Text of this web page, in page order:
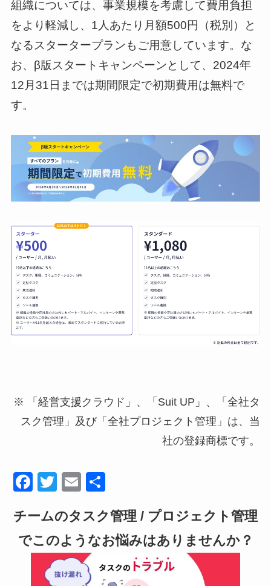
組織については、事業規模を考慮して費用負担
をより軽減し、1人あたり月額500円（税別）と
なるスタータープランもご用意しています。な
お、β版スタートキャンペーンとして、2024年
12月31日までは期間限定で初期費用は無料で
す。
※ 「経営支援クラウド」、「Suit UP」、「全社タ
スク管理」及び「全社プロジェクト管理」は、当
社の登録商標です。
F
c
e
b
T
tt
er
E
ail
チームのタスク管理 / プロジェクト管理
でこのようなお悩みはありませんか？